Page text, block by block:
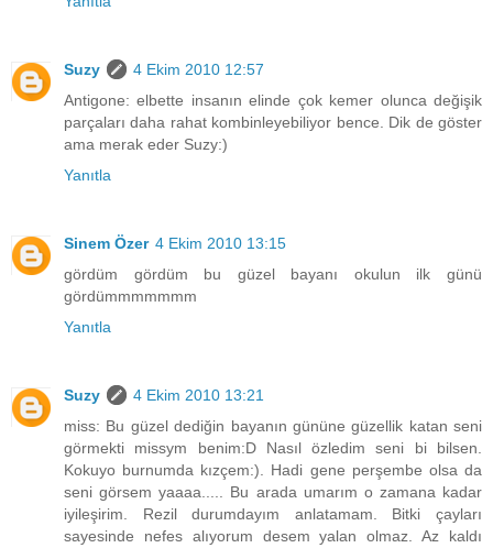
Suzy
4 Ekim 2010 12:57
Antigone: elbette insanın elinde çok kemer olunca değişik
parçaları daha rahat kombinleyebiliyor bence. Dik de göster
ama merak eder Suzy:)
Yanıtla
Sinem Özer 4 Ekim 2010 13:15
gördüm gördüm bu güzel bayanı okulun ilk günü
gördümmmmmmm
Yanıtla
Suzy
4 Ekim 2010 13:21
miss: Bu güzel dediğin bayanın gününe güzellik katan seni
görmekti missym benim:D Nasıl özledim seni bi bilsen.
Kokuyo burnumda kızçem:). Hadi gene perşembe olsa da
seni görsem yaaaa..... Bu arada umarım o zamana kadar
iyileşirim. Rezil durumdayım anlatamam. Bitki çayları
sayesinde nefes alıyorum desem yalan olmaz. Az kaldı